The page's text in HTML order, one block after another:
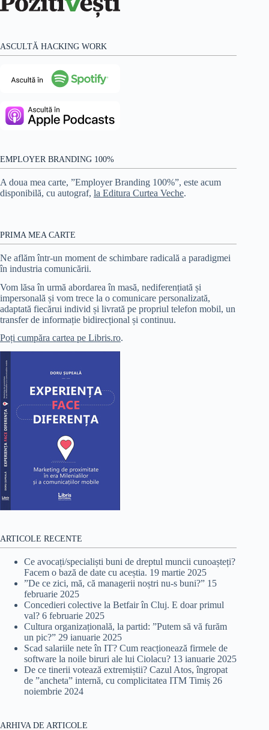
ASCULTĂ HACKING WORK
EMPLOYER BRANDING 100%
A doua mea carte, ”Employer Branding 100%”, este acum
disponibilă, cu autograf, la Editura Curtea Veche.
PRIMA MEA CARTE
Ne aflăm într-un moment de schimbare radicală a paradigmei
în industria comunicării.
Vom lăsa în urmă abordarea în masă, nediferențiată și
impersonală și vom trece la o comunicare personalizată,
adaptată fiecărui individ și livrată pe propriul telefon mobil, un
transfer de informație bidirecțional și continuu.
Poți cumpăra cartea pe Libris.ro.
ARTICOLE RECENTE
Ce avocați/specialiști buni de dreptul muncii cunoașteți?
Facem o bază de date cu aceștia. 19 martie 2025
”De ce zici, mă, că managerii noștri nu-s buni?” 15
februarie 2025
Concedieri colective la Betfair în Cluj. E doar primul
val? 6 februarie 2025
Cultura organizațională, la partid: ”Putem să vă furăm
un pic?” 29 ianuarie 2025
Scad salariile nete în IT? Cum reacționează firmele de
software la noile biruri ale lui Ciolacu? 13 ianuarie 2025
De ce tinerii votează extremiștii? Cazul Atos, îngropat
de ”ancheta” internă, cu complicitatea ITM Timiș 26
noiembrie 2024
ARHIVA DE ARTICOLE